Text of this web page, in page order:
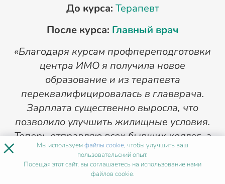
До курса: Терапевт
После курса: Главный врач
«Благодаря курсам профпереподготовки
центра ИМО я получила новое
образование и из терапевта
переквалифицировалась в главврача.
Зарплата существенно выросла, что
позволило улучшить жилищные условия.
Теперь отправляю всех бывших коллег, а
ныне своих сотрудников на курсы в ИМО».
1/4
× Мы используемфайлы cookie, чтобы улучшить ваш
пользовательский опыт.
Посещая этот сайт, вы соглашаетесь на использование нами
файлов cookie.